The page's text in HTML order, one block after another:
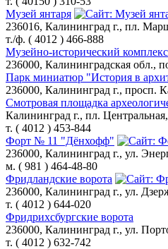
Музей янтаря
236016, Калининград г., пл.
т./ф. ( 4012 ) 466-888
Музейно-исторический
236000, Калининградская обл.,
Парк миниатюр "История в
236000, Калининград г.,
Смотровая площадка
Калининград г., пл.
т. ( 4012 ) 453-844
Форт № 11 "Дёнхофф"
236000, Калининград г., ул.
м. ( 981 ) 464-48-80
Фридландские ворота
236000, Калининград г., ул.
т. ( 4012 ) 644-020
Фридрихсбургские ворота
236000, Калининград г., ул.
т. ( 4012 ) 632-742